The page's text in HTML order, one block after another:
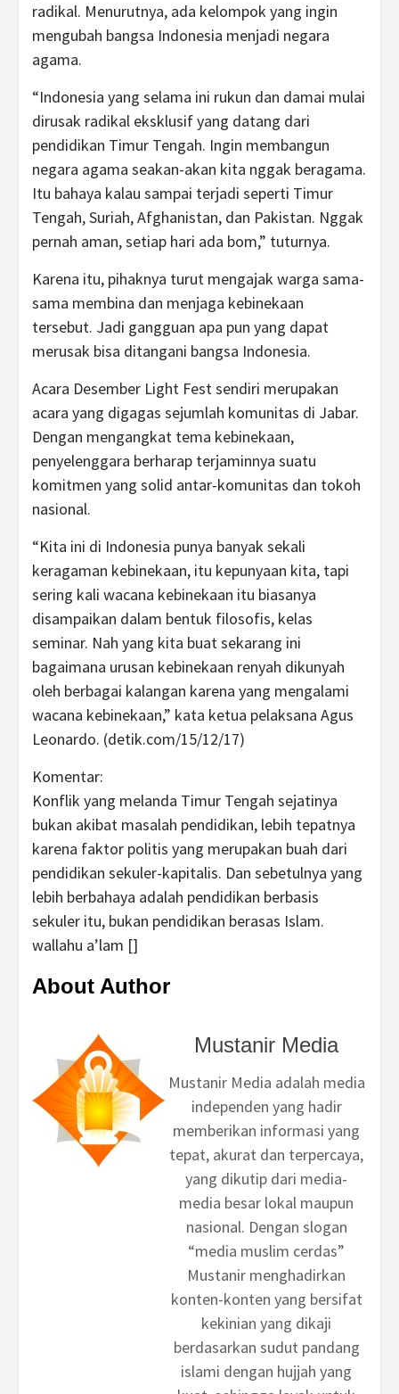
radikal. Menurutnya, ada kelompok yang ingin
mengubah bangsa Indonesia menjadi negara
agama.
“Indonesia yang selama ini rukun dan damai mulai
dirusak radikal eksklusif yang datang dari
pendidikan Timur Tengah. Ingin membangun
negara agama seakan-akan kita nggak beragama.
Itu bahaya kalau sampai terjadi seperti Timur
Tengah, Suriah, Afghanistan, dan Pakistan. Nggak
pernah aman, setiap hari ada bom,” tuturnya.
Karena itu, pihaknya turut mengajak warga sama-
sama membina dan menjaga kebinekaan
tersebut. Jadi gangguan apa pun yang dapat
merusak bisa ditangani bangsa Indonesia.
Acara Desember Light Fest sendiri merupakan
acara yang digagas sejumlah komunitas di Jabar.
Dengan mengangkat tema kebinekaan,
penyelenggara berharap terjaminnya suatu
komitmen yang solid antar-komunitas dan tokoh
nasional.
“Kita ini di Indonesia punya banyak sekali
keragaman kebinekaan, itu kepunyaan kita, tapi
sering kali wacana kebinekaan itu biasanya
disampaikan dalam bentuk filosofis, kelas
seminar. Nah yang kita buat sekarang ini
bagaimana urusan kebinekaan renyah dikunyah
oleh berbagai kalangan karena yang mengalami
wacana kebinekaan,” kata ketua pelaksana Agus
Leonardo. (detik.com/15/12/17)
Komentar:
Konflik yang melanda Timur Tengah sejatinya
bukan akibat masalah pendidikan, lebih tepatnya
karena faktor politis yang merupakan buah dari
pendidikan sekuler-kapitalis. Dan sebetulnya yang
lebih berbahaya adalah pendidikan berbasis
sekuler itu, bukan pendidikan berasas Islam.
wallahu a’lam []
About Author
Mustanir Media
Mustanir Media adalah media
independen yang hadir
memberikan informasi yang
tepat, akurat dan terpercaya,
yang dikutip dari media-
media besar lokal maupun
nasional. Dengan slogan
“media muslim cerdas”
Mustanir menghadirkan
konten-konten yang bersifat
kekinian yang dikaji
berdasarkan sudut pandang
islami dengan hujjah yang